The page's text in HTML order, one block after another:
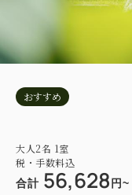
おすすめ
大人2名 1室
税・手数料込
合計 56,628 円~